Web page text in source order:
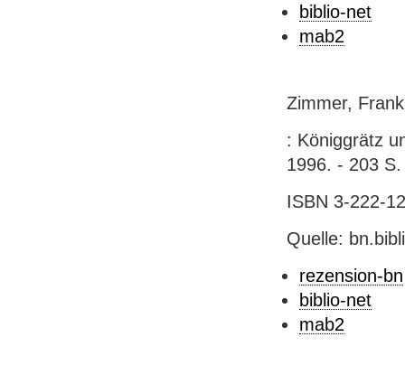
biblio-net
mab2
Zimmer,
: Königgrätz
1996. - 203
ISBN 3-222-
Quelle:
rezension-bn
biblio-net
mab2